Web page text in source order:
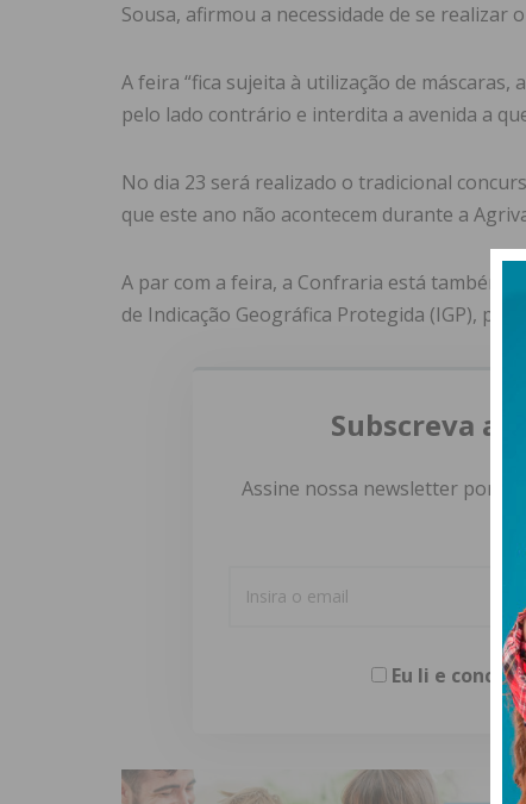
Sousa, afirmou a necessidade de se realizar
A feira “fica sujeita à utilização de
pelo lado contrário e interdita a avenida a
No dia 23 será realizado o tradicional
que este ano não acontecem durante a
A par com a feira, a Confraria está também
de Indicação Geográfica Protegida (IGP),
Subscreva a
Assine nossa newsletter por
Eu li e